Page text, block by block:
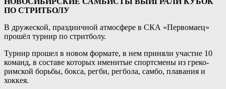
ПО СТРИТБОЛУ
В дружеской, праздничной атмосфере в СКА «Первомаец»
прошёл турнир по стритболу.
Турнир прошел в новом формате, в нем приняли участие 10
команд, в составе которых именитые спортсмены из греко-
римской борьбы, бокса, регби, регбола, самбо, плавания и
хоккея.